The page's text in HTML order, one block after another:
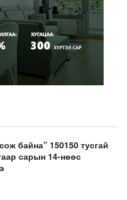
байна” 150150 тусгай
сарын 14-нөөс